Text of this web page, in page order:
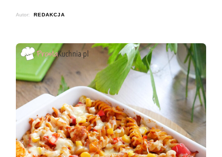
Autor: REDAKCJA